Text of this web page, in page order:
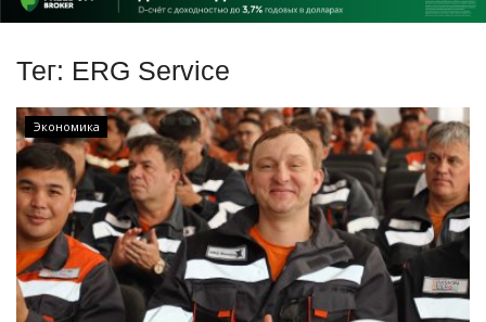
Главная
Обратная связь
ПАВЛОДАРСКАЯ ОБЛАСТЬ
КАЗАХСТАН
МИР
СПЕЦПРОЕКТЫ
Тег: ERG Service
Экономика